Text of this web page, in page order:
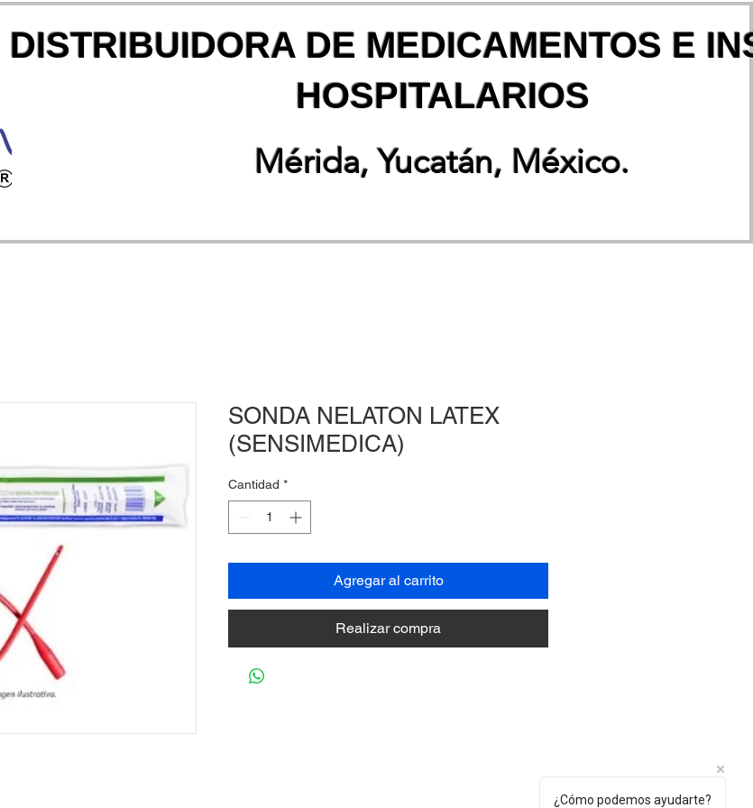
DISTRIBUIDORA DE MEDICAMENTOS E
HOSPITALARIOS
Mérida, Yucatán, México.
SONDA NELATON LATEX
(SENSIMEDICA)
Cantidad *
Agregar al carrito
Realizar compra
¿Cómo podemos ayudarte?